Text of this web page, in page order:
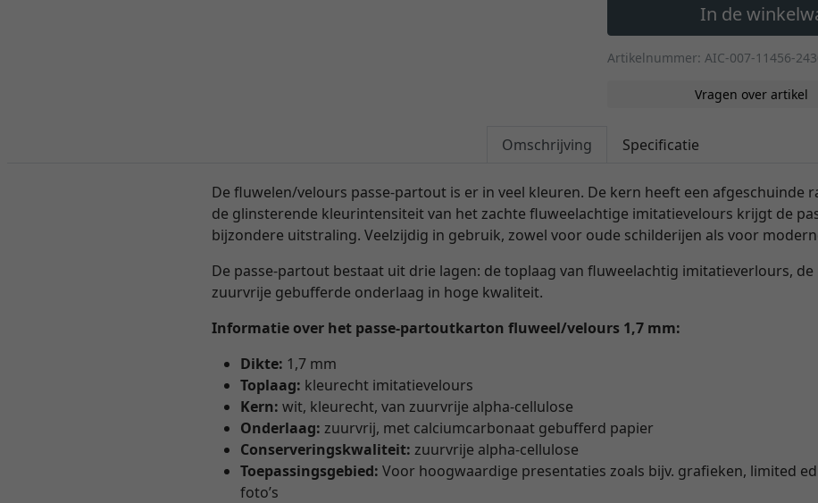
In de
Artikelnummer: AIC-007-11456-
Vragen over artikel
Omschrijving Specificatie
De fluwelen/velours passe-partout is er in veel kleuren. De kern heeft een afgeschuinde
de glinsterende kleurintensiteit van het zachte fluweelachtige imitatievelours krijgt de
bijzondere uitstraling. Veelzijdig in gebruik, zowel voor oude schilderijen als voor
De passe-partout bestaat uit drie lagen: de toplaag van fluweelachtig imitatieverlours,
zuurvrije gebufferde onderlaag in hoge kwaliteit.
Informatie over het passe-partoutkarton fluweel/velours 1,7 mm:
Dikte: 1,7 mm
Toplaag: kleurecht imitatievelours
Kern: wit, kleurecht, van zuurvrije alpha-cellulose
Onderlaag: zuurvrij, met calciumcarbonaat gebufferd papier
Conserveringskwaliteit: zuurvrije alpha-cellulose
Toepassingsgebied: Voor hoogwaardige presentaties zoals bijv. grafieken, limited
foto’s